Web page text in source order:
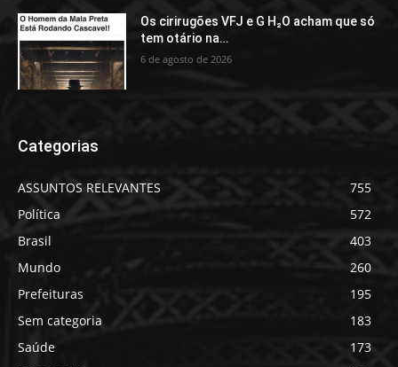
Os cirirugões VFJ e G H₂O acham que só
tem otário na…
6 de agosto de 2026
Categorias
ASSUNTOS RELEVANTES
755
Política
572
Brasil
403
Mundo
260
Prefeituras
195
Sem categoria
183
Saúde
173